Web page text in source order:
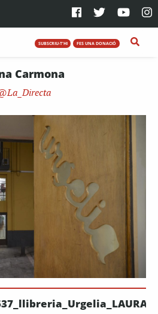
SUBSCRIU-T'HI FES UNA DONACIÓ
Carmona
La_Directa